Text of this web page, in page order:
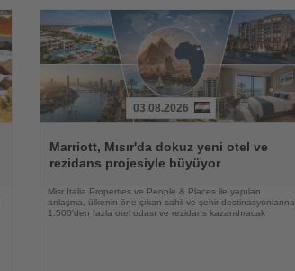
Oku
03.08.2026
Marriott, Mısır'da dokuz yeni otel ve
rezidans projesiyle büyüyor
Misr Italia Properties ve People & Places ile yapılan
anlaşma, ülkenin öne çıkan sahil ve şehir destinasyonlarına
1.500'den fazla otel odası ve rezidans kazandıracak